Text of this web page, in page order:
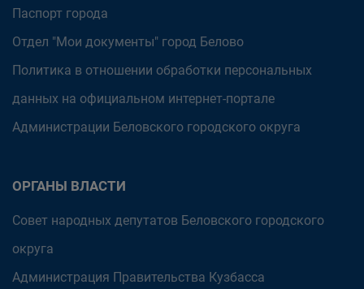
Паспорт города
Отдел "Мои документы" город Белово
Политика в отношении обработки персональных
данных на официальном интернет-портале
Администрации Беловского городского округа
ОРГАНЫ ВЛАСТИ
Совет народных депутатов Беловского городского
округа
Администрация Правительства Кузбасса